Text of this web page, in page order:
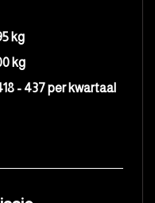
kg
kg
- 437 per kwartaal